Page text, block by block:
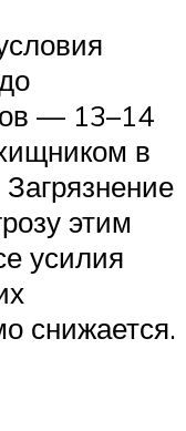
— 13–14
в
этим
усилия
снижается.